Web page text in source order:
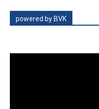
powered by BVK